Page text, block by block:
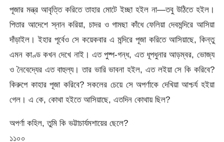
পূজার মন্ত্র আবৃত্তি করিতে তাহার মোটে ইচ্ছা হইল না—তবু উঠিতে হইল।
পিতার আদেশে স্নান করিয়া, চাদর ও গামছা কাঁধে ফেলিয়া দেবমন্দিরে আসিয়া
দাঁড়াইল। ইহার পূর্বেও সে কয়েকবার এ মন্দিরে পূজা করিতে আসিয়াছে, কিন্তু
এমন কাণ্ড কখন দেখে নাই। এত পুষ্প-গন্ধ, এত ধূপধুনার আড়ম্বর, ভোজ্য
ও নৈবেদ্যের এত বাহুল্য। তার ভারি ভাবনা হইল, এত লইয়া সে কি করিবে?
কিরুপে কাহার পূজা করিবে? সকলের চেয়ে সে অপর্ণাকে দেখিয়া আশ্চর্য হইয়া
গেল। এ কে, কোথা হইতে আসিয়াছে, এতদিন কোথায় ছিল?
অপর্ণা কহিল, তুমি কি ভট্টাচার্যমশায়ের ছেলে?
১১০০